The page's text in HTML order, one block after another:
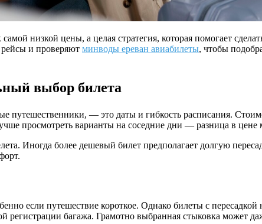
низкой цены, а целая стратегия, которая помогает
рейсы и проверяют минводы ереван авиабилеты, чтобы
выбор билета
— это даты и гибкость расписания.
просмотреть варианты на соседние дни — разница в цене
Иногда более дешевый билет предполагает долгую
если путешествие короткое. Однако билеты с пересадкой
регистрации багажа. Грамотно выбранная стыковка может